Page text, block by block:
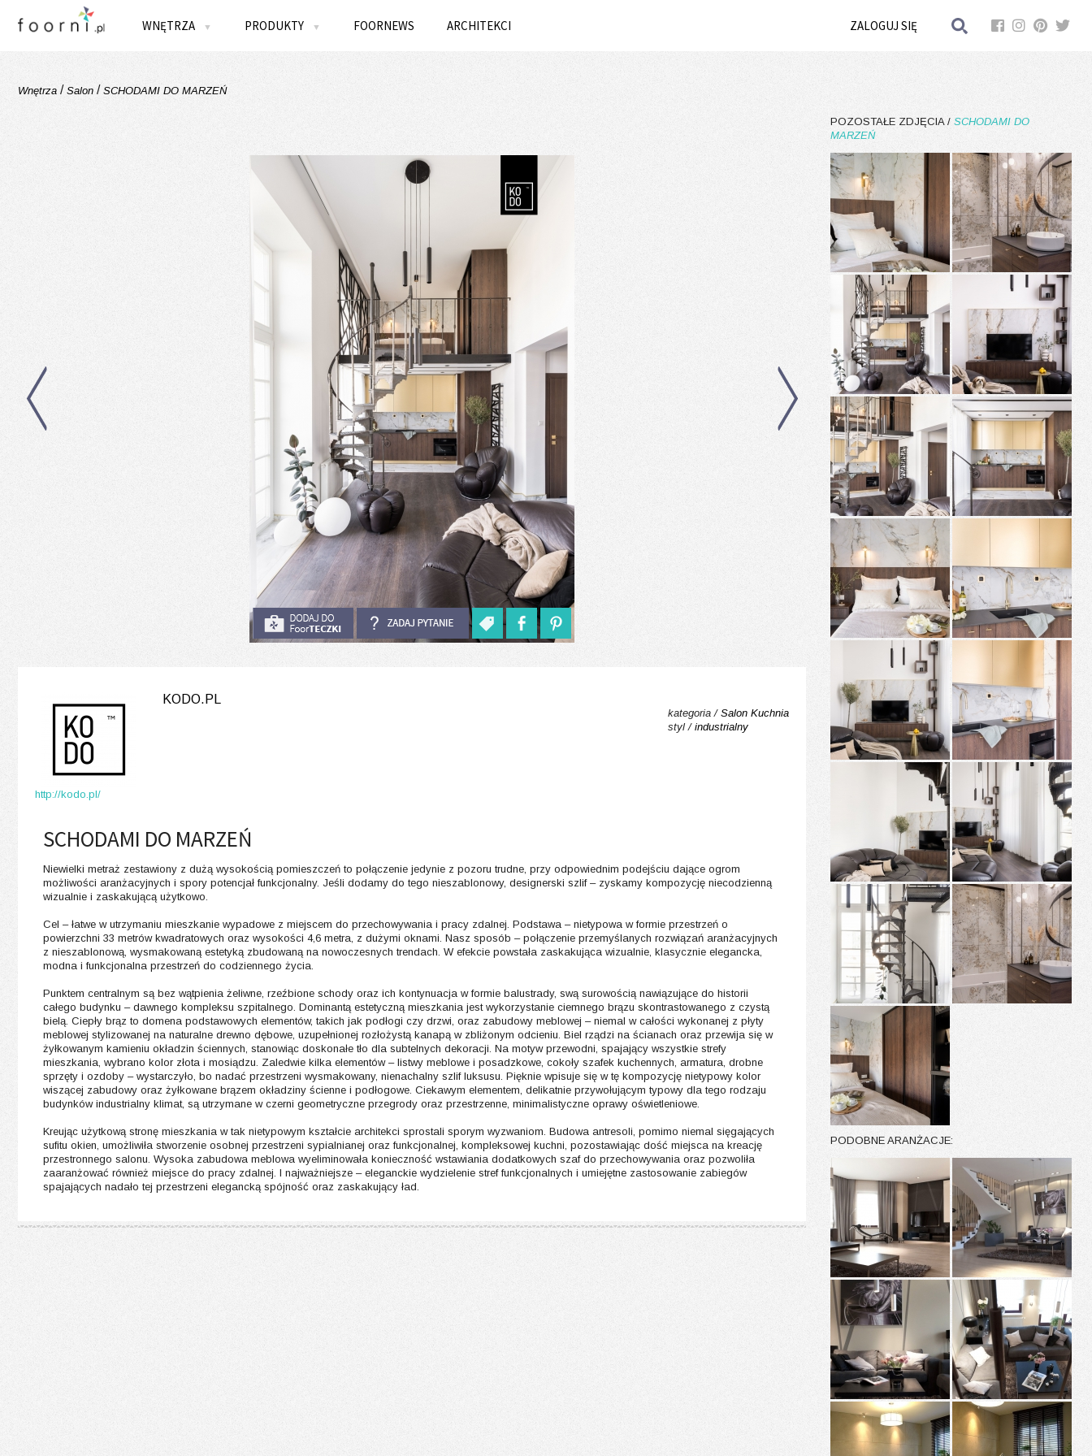
WNĘTRZA ▼ PRODUKTY ▼ FOORNEWS ARCHITEKCI ZALOGUJ SIĘ
Wnętrza / Salon / SCHODAMI DO MARZEŃ
POZOSTAŁE ZDJĘCIA / SCHODAMI DO
MARZEŃ
PODOBNE ARANŻACJE:
KODO.PL
http://kodo.pl/
kategoria / Salon Kuchnia
styl / industrialny
SCHODAMI DO MARZEŃ
Niewielki metraż zestawiony z dużą wysokością pomieszczeń to połączenie jedynie z pozoru trudne, przy odpowiednim podejściu dające ogrom
możliwości aranżacyjnych i spory potencjał funkcjonalny. Jeśli dodamy do tego nieszablonowy, designerski szlif – zyskamy kompozycję niecodzienną
wizualnie i zaskakującą użytkowo.
Cel – łatwe w utrzymaniu mieszkanie wypadowe z miejscem do przechowywania i pracy zdalnej. Podstawa – nietypowa w formie przestrzeń o
powierzchni 33 metrów kwadratowych oraz wysokości 4,6 metra, z dużymi oknami. Nasz sposób – połączenie przemyślanych rozwiązań aranżacyjnych
z nieszablonową, wysmakowaną estetyką zbudowaną na nowoczesnych trendach. W efekcie powstała zaskakująca wizualnie, klasycznie elegancka,
modna i funkcjonalna przestrzeń do codziennego życia.
Punktem centralnym są bez wątpienia żeliwne, rzeźbione schody oraz ich kontynuacja w formie balustrady, swą surowością nawiązujące do historii
całego budynku – dawnego kompleksu szpitalnego. Dominantą estetyczną mieszkania jest wykorzystanie ciemnego brązu skontrastowanego z czystą
bielą. Ciepły brąz to domena podstawowych elementów, takich jak podłogi czy drzwi, oraz zabudowy meblowej – niemal w całości wykonanej z płyty
meblowej stylizowanej na naturalne drewno dębowe, uzupełnionej rozłożystą kanapą w zbliżonym odcieniu. Biel rządzi na ścianach oraz przewija się w
żyłkowanym kamieniu okładzin ściennych, stanowiąc doskonałe tło dla subtelnych dekoracji. Na motyw przewodni, spajający wszystkie strefy
mieszkania, wybrano kolor złota i mosiądzu. Zaledwie kilka elementów – listwy meblowe i posadzkowe, cokoły szafek kuchennych, armatura, drobne
sprzęty i ozdoby – wystarczyło, bo nadać przestrzeni wysmakowany, nienachalny szlif luksusu. Pięknie wpisuje się w tę kompozycję nietypowy kolor
wiszącej zabudowy oraz żyłkowane brązem okładziny ścienne i podłogowe. Ciekawym elementem, delikatnie przywołującym typowy dla tego rodzaju
budynków industrialny klimat, są utrzymane w czerni geometryczne przegrody oraz przestrzenne, minimalistyczne oprawy oświetleniowe.
Kreując użytkową stronę mieszkania w tak nietypowym kształcie architekci sprostali sporym wyzwaniom. Budowa antresoli, pomimo niemal sięgających
sufitu okien, umożliwiła stworzenie osobnej przestrzeni sypialnianej oraz funkcjonalnej, kompleksowej kuchni, pozostawiając dość miejsca na kreację
przestronnego salonu. Wysoka zabudowa meblowa wyeliminowała konieczność wstawiania dodatkowych szaf do przechowywania oraz pozwoliła
zaaranżować również miejsce do pracy zdalnej. I najważniejsze – eleganckie wydzielenie stref funkcjonalnych i umiejętne zastosowanie zabiegów
spajających nadało tej przestrzeni elegancką spójność oraz zaskakujący ład.